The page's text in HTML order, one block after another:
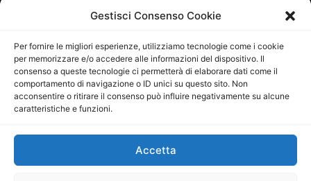
Gestisci Consenso Cookie
Per fornire le migliori esperienze, utilizziamo tecnologie come i cookie
per memorizzare e/o accedere alle informazioni del dispositivo. Il
consenso a queste tecnologie ci permetterà di elaborare dati come il
comportamento di navigazione o ID unici su questo sito. Non
acconsentire o ritirare il consenso può influire negativamente su alcune
caratteristiche e funzioni.
Accetta
29/09/2015
Direttore Editoriale: Maurizio Scaglione
Direttore Responsabile: Maria Calabrese
P.IVA: 06334930820
Mercurio Comunicazione Società Cooperativa a r.l. è